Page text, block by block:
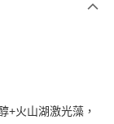
+火山湖激光藻，